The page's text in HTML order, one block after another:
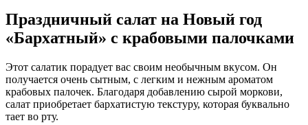
Праздничный салат на Новый год
«Бархатный» с крабовыми палочками
Этот салатик порадует вас своим необычным вкусом. Он
получается очень сытным, с легким и нежным ароматом
крабовых палочек. Благодаря добавлению сырой моркови,
салат приобретает бархатистую текстуру, которая буквально
тает во рту.